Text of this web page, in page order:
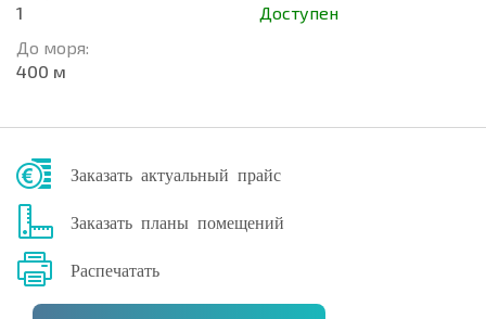
1
До моря:
400 м
Доступен
Заказать актуальный прайс
Заказать планы помещений
Распечатать